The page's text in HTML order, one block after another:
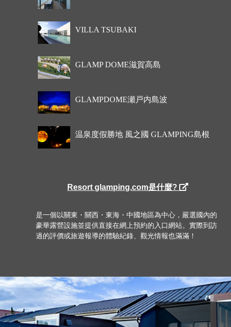
VILLA TSUBAKI
GLAMP DOME滋賀高島
GLAMPDOME瀬戸内島波
温泉度假勝地 風之國 GLAMPING島根
Resort glamping.com是什麼?
是一個以關東・關西・東海・中國地區為中心，嚴選國內的
豪華露營設施並提供直接在網上預約的入口網站。實際到訪
過的評價或旅遊報導的體驗紀錄、觀光情報也滿滿！